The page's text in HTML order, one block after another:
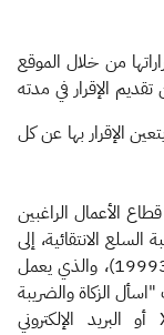
من خلال الموقع
تقديم الإقرار في مدته
يتعين الإقرار بها عن كل
الأعمال الراغبين
الانتقائية، إلى
التواصل معها عبر الرقم الموحد لمركز الاتصال (19993)، والذي يعمل
"اسأل الزكاة والضريبة
) X أو البريد الإلكتروني